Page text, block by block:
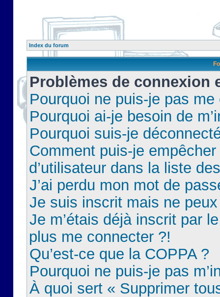
Index du forum
Problèmes de connexion
Pourquoi ne puis-je pas
Pourquoi ai-je besoin de
Pourquoi suis-je
Comment puis-je
d’utilisateur dans la liste
J’ai perdu mon mot de
Je suis inscrit mais ne
Je m’étais déjà inscrit par
plus me connecter ?!
Qu’est-ce que la COPPA ?
Pourquoi ne puis-je pas
À quoi sert « Supprimer